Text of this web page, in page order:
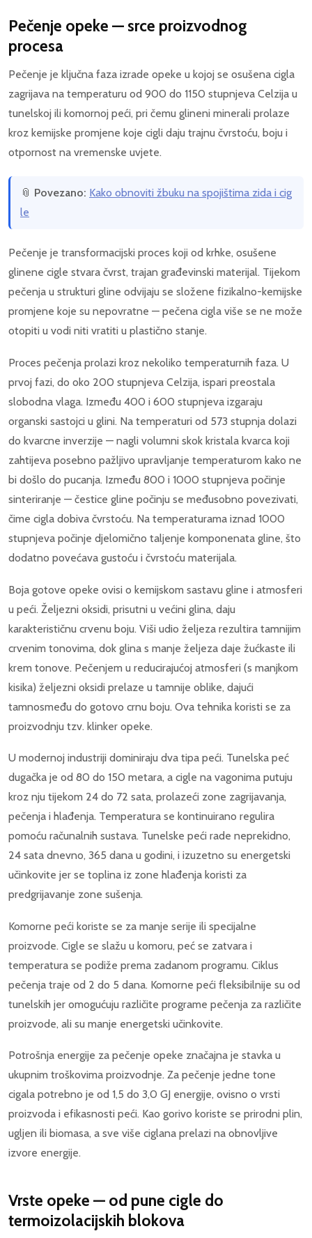
Pečenje opeke — srce proizvodnog
procesa
Pečenje je ključna faza izrade opeke u kojoj se osušena cigla
zagrijava na temperaturu od 900 do 1150 stupnjeva Celzija u
tunelskoj ili komornoj peći, pri čemu glineni minerali prolaze
kroz kemijske promjene koje cigli daju trajnu čvrstoću, boju i
otpornost na vremenske uvjete.
📎 Povezano: Kako obnoviti žbuku na spojištima zida i cig
le
Pečenje je transformacijski proces koji od krhke, osušene
glinene cigle stvara čvrst, trajan građevinski materijal. Tijekom
pečenja u strukturi gline odvijaju se složene fizikalno-kemijske
promjene koje su nepovratne — pečena cigla više se ne može
otopiti u vodi niti vratiti u plastično stanje.
Proces pečenja prolazi kroz nekoliko temperaturnih faza. U
prvoj fazi, do oko 200 stupnjeva Celzija, ispari preostala
slobodna vlaga. Između 400 i 600 stupnjeva izgaraju
organski sastojci u glini. Na temperaturi od 573 stupnja dolazi
do kvarcne inverzije — nagli volumni skok kristala kvarca koji
zahtijeva posebno pažljivo upravljanje temperaturom kako ne
bi došlo do pucanja. Između 800 i 1000 stupnjeva počinje
sinteriranje — čestice gline počinju se međusobno povezivati,
čime cigla dobiva čvrstoću. Na temperaturama iznad 1000
stupnjeva počinje djelomično taljenje komponenata gline, što
dodatno povećava gustoću i čvrstoću materijala.
Boja gotove opeke ovisi o kemijskom sastavu gline i atmosferi
u peći. Željezni oksidi, prisutni u većini glina, daju
karakterističnu crvenu boju. Viši udio željeza rezultira tamnijim
crvenim tonovima, dok glina s manje željeza daje žućkaste ili
krem tonove. Pečenjem u reducirajućoj atmosferi (s manjkom
kisika) željezni oksidi prelaze u tamnije oblike, dajući
tamnosmeđu do gotovo crnu boju. Ova tehnika koristi se za
proizvodnju tzv. klinker opeke.
U modernoj industriji dominiraju dva tipa peći. Tunelska peć
dugačka je od 80 do 150 metara, a cigle na vagonima putuju
kroz nju tijekom 24 do 72 sata, prolazeći zone zagrijavanja,
pečenja i hlađenja. Temperatura se kontinuirano regulira
pomoću računalnih sustava. Tunelske peći rade neprekidno,
24 sata dnevno, 365 dana u godini, i izuzetno su energetski
učinkovite jer se toplina iz zone hlađenja koristi za
predgrijavanje zone sušenja.
Komorne peći koriste se za manje serije ili specijalne
proizvode. Cigle se slažu u komoru, peć se zatvara i
temperatura se podiže prema zadanom programu. Ciklus
pečenja traje od 2 do 5 dana. Komorne peći fleksibilnije su od
tunelskih jer omogućuju različite programe pečenja za različite
proizvode, ali su manje energetski učinkovite.
Potrošnja energije za pečenje opeke značajna je stavka u
ukupnim troškovima proizvodnje. Za pečenje jedne tone
cigala potrebno je od 1,5 do 3,0 GJ energije, ovisno o vrsti
proizvoda i efikasnosti peći. Kao gorivo koriste se prirodni plin,
ugljen ili biomasa, a sve više ciglana prelazi na obnovljive
izvore energije.
Vrste opeke — od pune cigle do
termoizolacijskih blokova